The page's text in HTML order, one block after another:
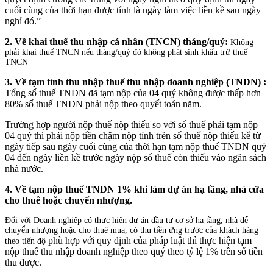
cuối cùng của thời hạn được tính là ngày làm việc liền kề sau ngày
nghỉ đó.”
2. Về khai thuế thu nhập cá nhân (TNCN) tháng/quý: Không
phải khai thuế TNCN nếu tháng/quý đó không phát sinh khấu trừ thuế
TNCN
3. Về tạm tính thu nhập thuế thu nhập doanh nghiệp (TNDN) :
Tổng số thuế TNDN đã tạm nộp của 04 quý không được thấp hơn
80% số thuế TNDN phải nộp theo quyết toán năm.
Trường hợp người nộp thuế nộp thiếu so với số thuế phải tạm nộp
04 quý thì phải nộp tiền chậm nộp tính trên số thuế nộp thiếu kể từ
ngày tiếp sau ngày cuối cùng của thời hạn tạm nộp thuế TNDN quý
04 đến ngày liền kề trước ngày nộp số thuế còn thiếu vào ngân sách
nhà nước.
4. Về tạm nộp thuế TNDN 1% khi làm dự án hạ tầng, nhà cửa
cho thuê hoặc chuyển nhượng.
Đối với Doanh nghiệp có thực hiện dự án đầu tư cơ sở hạ tầng, nhà để
chuyển nhượng hoặc cho thuê mua, có thu tiền ứng trước của khách hàng
theo tiến độ phù hợp với quy định của pháp luật thì thực hiện tạm
nộp thuế thu nhập doanh nghiệp theo quý theo tỷ lệ 1% trên số tiền
thu được.